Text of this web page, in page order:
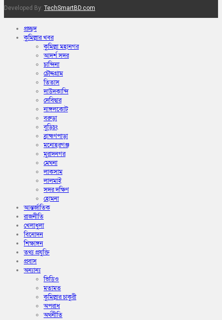
Developed By: TechSmartBD.com
প্রচ্ছদ
কুমিল্লার খবর
কুমিল্লা মহানগর
আদর্শ সদর
চান্দিনা
চৌদ্দগ্রাম
তিতাস
দাউদকান্দি
দেবিদ্বার
নাঙ্গলকোট
বরুড়া
বুড়িচং
ব্রাহ্মণপাড়া
মনোহরগঞ্জ
মুরাদনগর
মেঘনা
লাকসাম
লালমাই
সদর দক্ষিণ
হোমনা
আন্তর্জাতিক
রাজনীতি
খেলাধুলা
বিনোদন
শিক্ষাঙ্গন
তথ্য প্রযুক্তি
প্রবাস
অন্যান্য
ভিডিও
মতামত
কুমিল্লার চাকুরী
অপরাধ
অর্থনীতি